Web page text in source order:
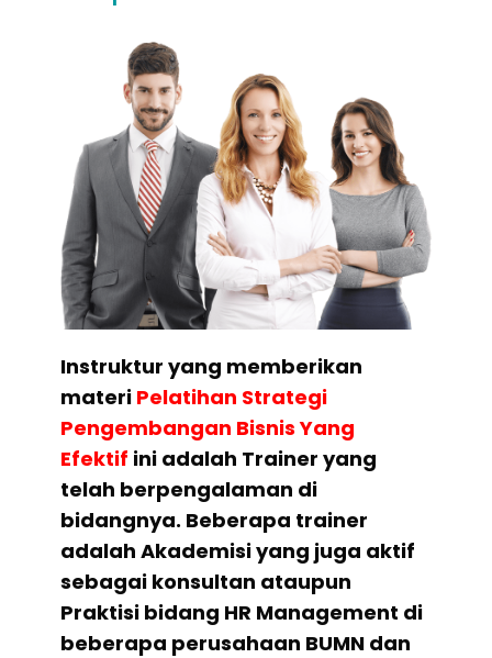
Instruktur yang memberikan
materi Pelatihan Strategi
Pengembangan Bisnis Yang
Efektif ini adalah Trainer yang
telah berpengalaman di
bidangnya. Beberapa trainer
adalah Akademisi yang juga aktif
sebagai konsultan ataupun
Praktisi bidang HR Management di
beberapa perusahaan BUMN dan